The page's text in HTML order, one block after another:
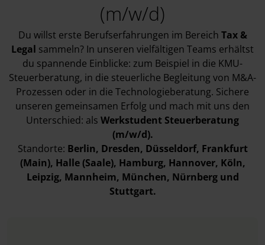
(m/w/d)
Du willst erste Berufserfahrungen im Bereich Tax &
Legal sammeln? In unseren vielfältigen Teams erhältst
du spannende Einblicke: zum Beispiel in die KMU-
Steuerberatung, in die steuerliche Begleitung von M&A-
Prozessen oder in die Technologieberatung. Sichere
unseren gemeinsamen Erfolg und mach mit uns den
Unterschied: als Werkstudent Steuerberatung
(m/w/d).
Standorte: Berlin, Dresden, Düsseldorf, Frankfurt
(Main), Halle (Saale), Hamburg, Hannover, Köln,
Leipzig, Mannheim, München, Nürnberg und
Stuttgart.